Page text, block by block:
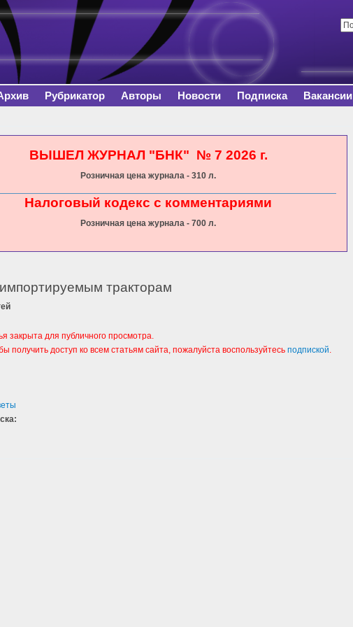
содержанию
Рубрикатор Авторы Новости Подписка Вакансии
ВЫШЕЛ ЖУРНАЛ "БНК" № 7 2026 г.
Розничная цена журнала - 310 л.
Налоговый кодекс с комментариями
Розничная цена журнала - 700 л.
тракторам
закрыта для публичного просмотра.
получить доступ ко всем статьям сайта, пожалуйста воспользуйтесь подпиской.